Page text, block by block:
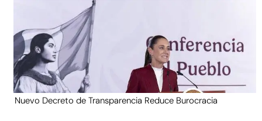
Nuevo Decreto de Transparencia Reduce Burocracia